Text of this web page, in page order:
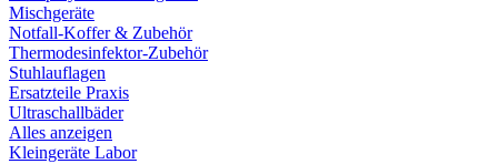
Mischgeräte
Notfall-Koffer & Zubehör
Thermodesinfektor-Zubehör
Stuhlauflagen
Ersatzteile Praxis
Ultraschallbäder
Alles anzeigen
Kleingeräte Labor